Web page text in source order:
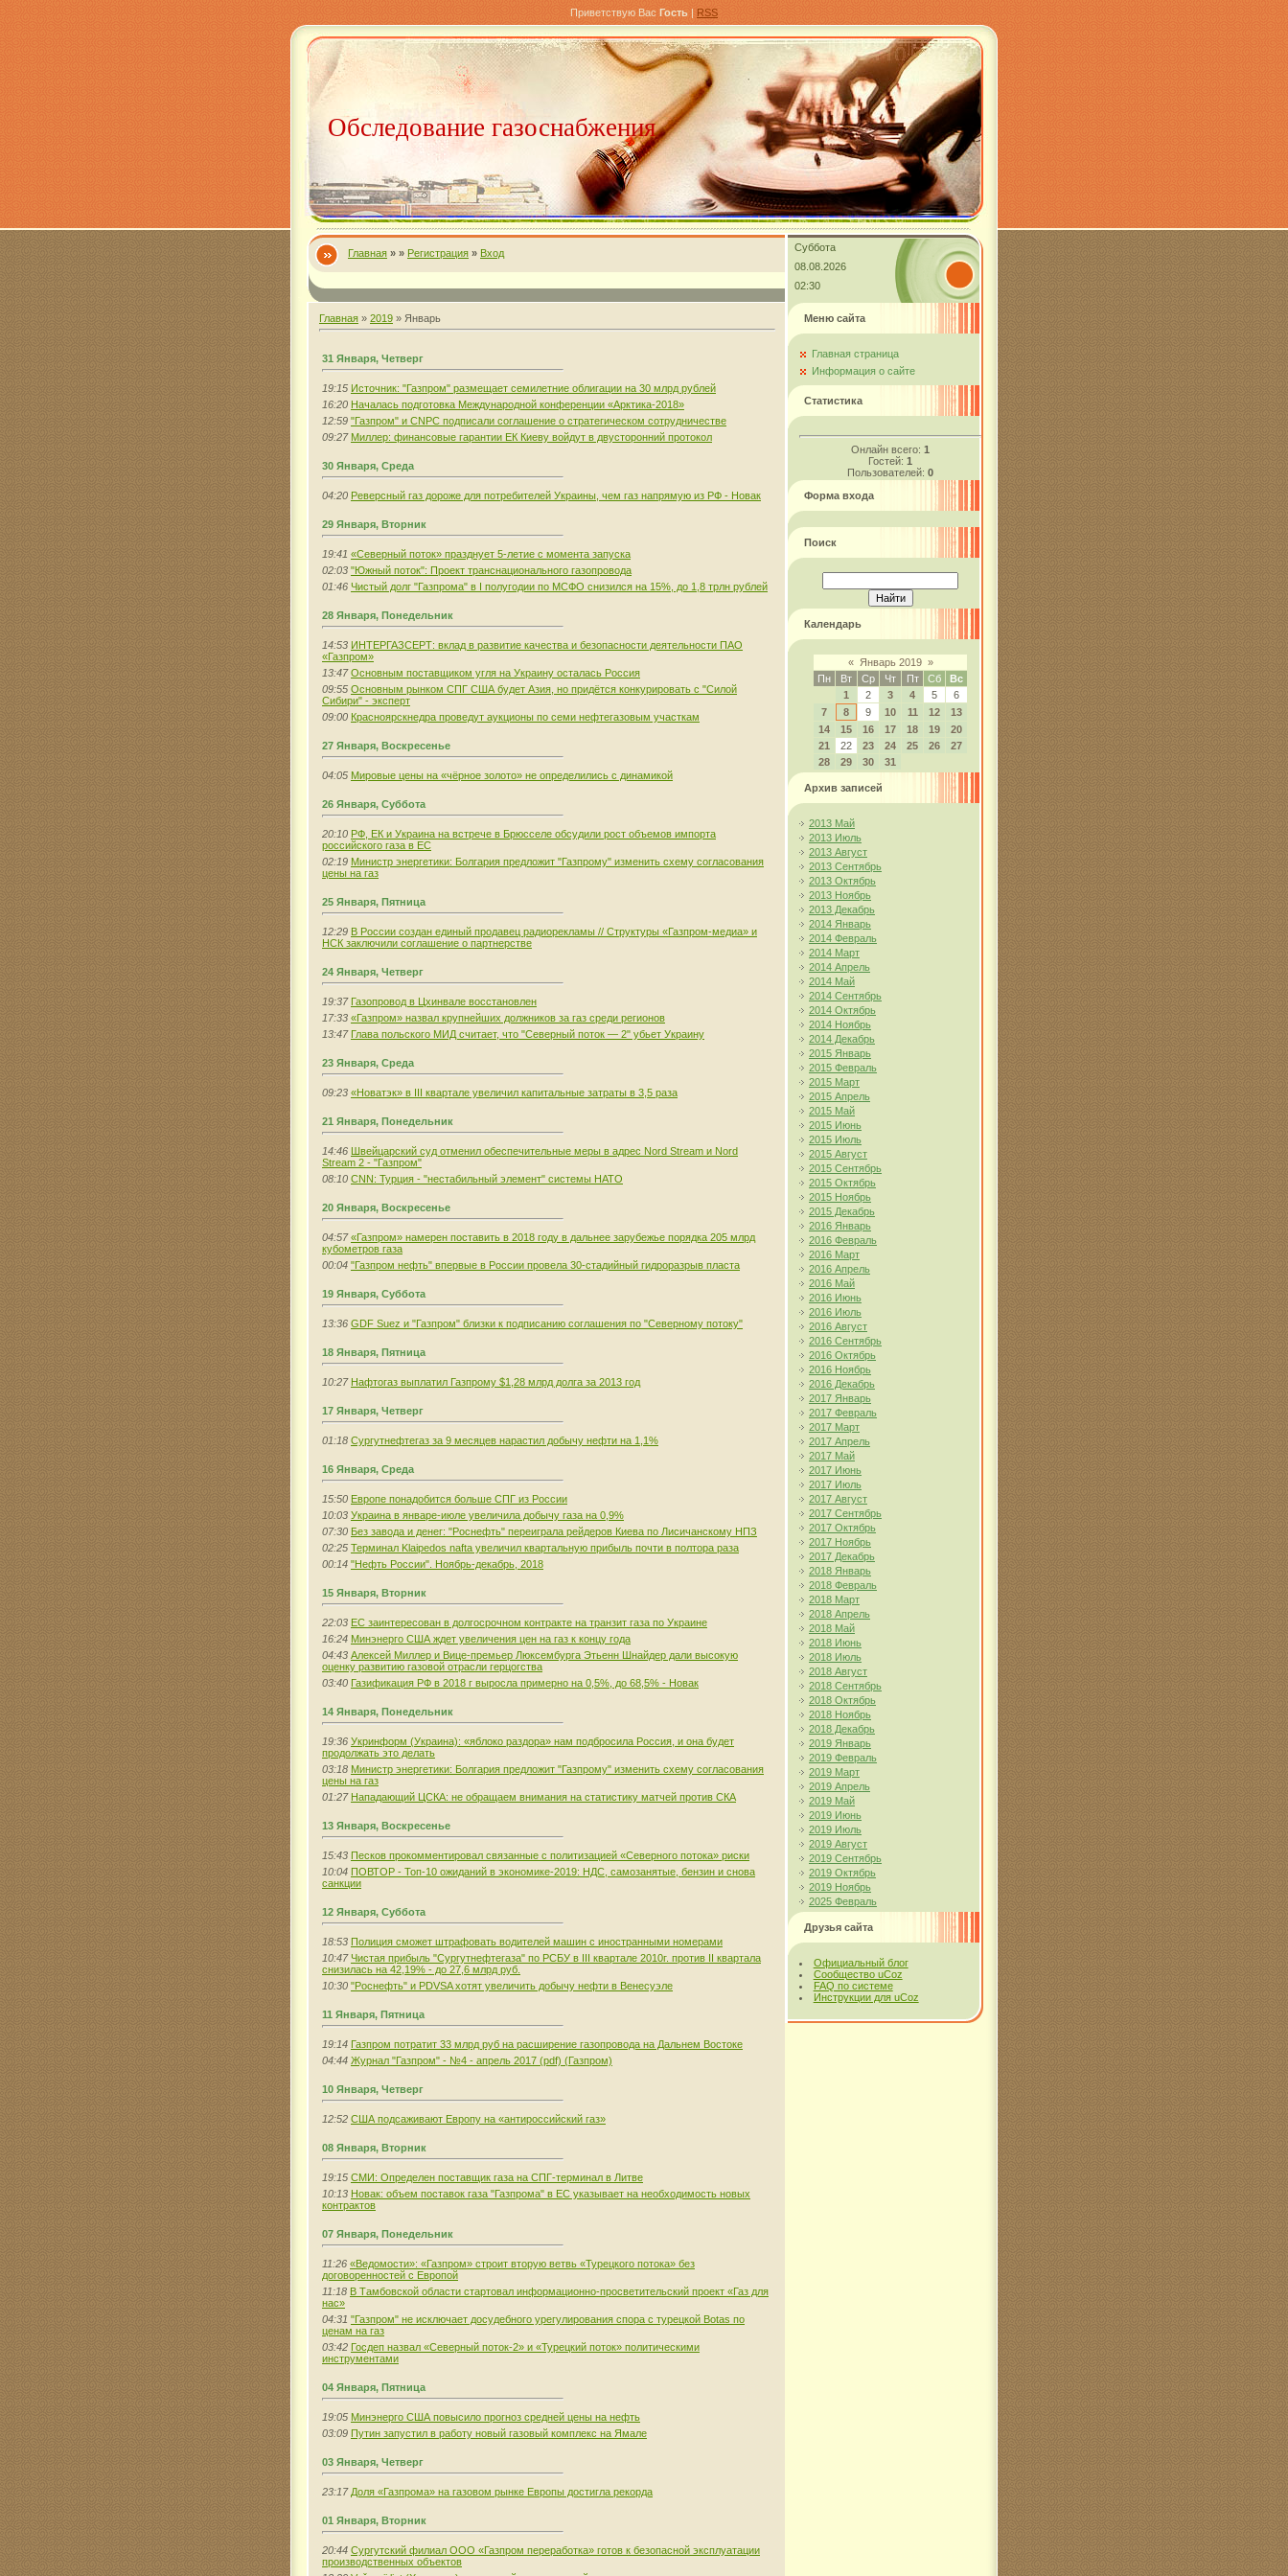
Приветствую Вас Гость | RSS
Обследование газоснабжения
Главная » » Регистрация » Вход
Суббота
08.08.2026
02:30
Главная » 2019 » Январь
31 Января, Четверг
19:15 Источник: "Газпром" размещает семилетние облигации на 30 млрд рублей
16:20 Началась подготовка Международной конференции «Арктика-2018»
12:59 "Газпром" и CNPC подписали соглашение о стратегическом сотрудничестве
09:27 Миллер: финансовые гарантии ЕК Киеву войдут в двусторонний протокол
30 Января, Среда
04:20 Реверсный газ дороже для потребителей Украины, чем газ напрямую из РФ - Новак
29 Января, Вторник
19:41 «Северный поток» празднует 5-летие с момента запуска
02:03 "Южный поток": Проект транснационального газопровода
01:46 Чистый долг "Газпрома" в I полугодии по МСФО снизился на 15%, до 1,8 трлн рублей
28 Января, Понедельник
14:53 ИНТЕРГАЗСЕРТ: вклад в развитие качества и безопасности деятельности ПАО
«Газпром»
13:47 Основным поставщиком угля на Украину осталась Россия
09:55 Основным рынком СПГ США будет Азия, но придётся конкурировать с "Силой
Сибири" - эксперт
09:00 Красноярскнедра проведут аукционы по семи нефтегазовым участкам
27 Января, Воскресенье
04:05 Мировые цены на «чёрное золото» не определились с динамикой
26 Января, Суббота
20:10 РФ, ЕК и Украина на встрече в Брюсселе обсудили рост объемов импорта
российского газа в ЕС
02:19 Министр энергетики: Болгария предложит "Газпрому" изменить схему согласования
цены на газ
25 Января, Пятница
12:29 В России создан единый продавец радиорекламы // Структуры «Газпром-медиа» и
НСК заключили соглашение о партнерстве
24 Января, Четверг
19:37 Газопровод в Цхинвале восстановлен
17:33 «Газпром» назвал крупнейших должников за газ среди регионов
13:47 Глава польского МИД считает, что "Северный поток — 2" убьет Украину
23 Января, Среда
09:23 «Новатэк» в III квартале увеличил капитальные затраты в 3,5 раза
21 Января, Понедельник
14:46 Швейцарский суд отменил обеспечительные меры в адрес Nord Stream и Nord
Stream 2 - "Газпром"
08:10 CNN: Турция - "нестабильный элемент" системы НАТО
20 Января, Воскресенье
04:57 «Газпром» намерен поставить в 2018 году в дальнее зарубежье порядка 205 млрд
кубометров газа
00:04 "Газпром нефть" впервые в России провела 30-стадийный гидроразрыв пласта
19 Января, Суббота
13:36 GDF Suez и "Газпром" близки к подписанию соглашения по "Северному потоку"
18 Января, Пятница
10:27 Нафтогаз выплатил Газпрому $1,28 млрд долга за 2013 год
17 Января, Четверг
01:18 Сургутнефтегаз за 9 месяцев нарастил добычу нефти на 1,1%
16 Января, Среда
15:50 Европе понадобится больше СПГ из России
10:03 Украина в январе-июле увеличила добычу газа на 0,9%
07:30 Без завода и денег: "Роснефть" переиграла рейдеров Киева по Лисичанскому НПЗ
02:25 Терминал Klaipedos nafta увеличил квартальную прибыль почти в полтора раза
00:14 "Нефть России". Ноябрь-декабрь, 2018
15 Января, Вторник
22:03 ЕС заинтересован в долгосрочном контракте на транзит газа по Украине
16:24 Минэнерго США ждет увеличения цен на газ к концу года
04:43 Алексей Миллер и Вице-премьер Люксембурга Этьенн Шнайдер дали высокую
оценку развитию газовой отрасли герцогства
03:40 Газификация РФ в 2018 г выросла примерно на 0,5%, до 68,5% - Новак
14 Января, Понедельник
19:36 Укринформ (Украина): «яблоко раздора» нам подбросила Россия, и она будет
продолжать это делать
03:18 Министр энергетики: Болгария предложит "Газпрому" изменить схему согласования
цены на газ
01:27 Нападающий ЦСКА: не обращаем внимания на статистику матчей против СКА
13 Января, Воскресенье
15:43 Песков прокомментировал связанные с политизацией «Северного потока» риски
10:04 ПОВТОР - Топ-10 ожиданий в экономике-2019: НДС, самозанятые, бензин и снова
санкции
12 Января, Суббота
18:53 Полиция сможет штрафовать водителей машин с иностранными номерами
10:47 Чистая прибыль "Сургутнефтегаза" по РСБУ в III квартале 2010г. против II квартала
снизилась на 42,19% - до 27,6 млрд руб.
10:30 "Роснефть" и PDVSA хотят увеличить добычу нефти в Венесуэле
11 Января, Пятница
19:14 Газпром потратит 33 млрд руб на расширение газопровода на Дальнем Востоке
04:44 Журнал "Газпром" - №4 - апрель 2017 (pdf) (Газпром)
10 Января, Четверг
12:52 США подсаживают Европу на «антироссийский газ»
08 Января, Вторник
19:15 СМИ: Определен поставщик газа на СПГ-терминал в Литве
10:13 Новак: объем поставок газа "Газпрома" в ЕС указывает на необходимость новых
контрактов
07 Января, Понедельник
11:26 «Ведомости»: «Газпром» строит вторую ветвь «Турецкого потока» без
договоренностей с Европой
11:18 В Тамбовской области стартовал информационно-просветительский проект «Газ для
нас»
04:31 "Газпром" не исключает досудебного урегулирования спора с турецкой Botas по
ценам на газ
03:42 Госдеп назвал «Северный поток-2» и «Турецкий поток» политическими
инструментами
04 Января, Пятница
19:05 Минэнерго США повысило прогноз средней цены на нефть
03:09 Путин запустил в работу новый газовый комплекс на Ямале
03 Января, Четверг
23:17 Доля «Газпрома» на газовом рынке Европы достигла рекорда
01 Января, Вторник
20:44 Сургутский филиал ООО «Газпром переработка» готов к безопасной эксплуатации
производственных объектов
Меню сайта
Главная страница
Информация о сайте
Статистика
Онлайн всего: 1
Гостей: 1
Пользователей: 0
Форма входа
Поиск
Календарь
« Январь 2019 »
Пн
Вт Ср Чт Пт Сб
Вс
1
2 3 4 5
6
7
8 9 10 11 12
13
14
15 16 17 18 19
20
21
22 23 24 25 26
27
28
29 30 31
Архив записей
2013 Май
2013 Июль
2013 Август
2013 Сентябрь
2013 Октябрь
2013 Ноябрь
2013 Декабрь
2014 Январь
2014 Февраль
2014 Март
2014 Апрель
2014 Май
2014 Сентябрь
2014 Октябрь
2014 Ноябрь
2014 Декабрь
2015 Январь
2015 Февраль
2015 Март
2015 Апрель
2015 Май
2015 Июнь
2015 Июль
2015 Август
2015 Сентябрь
2015 Октябрь
2015 Ноябрь
2015 Декабрь
2016 Январь
2016 Февраль
2016 Март
2016 Апрель
2016 Май
2016 Июнь
2016 Июль
2016 Август
2016 Сентябрь
2016 Октябрь
2016 Ноябрь
2016 Декабрь
2017 Январь
2017 Февраль
2017 Март
2017 Апрель
2017 Май
2017 Июнь
2017 Июль
2017 Август
2017 Сентябрь
2017 Октябрь
2017 Ноябрь
2017 Декабрь
2018 Январь
2018 Февраль
2018 Март
2018 Апрель
2018 Май
2018 Июнь
2018 Июль
2018 Август
2018 Сентябрь
2018 Октябрь
2018 Ноябрь
2018 Декабрь
2019 Январь
2019 Февраль
2019 Март
2019 Апрель
2019 Май
2019 Июнь
2019 Июль
2019 Август
2019 Сентябрь
2019 Октябрь
2019 Ноябрь
2025 Февраль
Друзья сайта
Официальный блог
Сообщество uCoz
FAQ по системе
Инструкции для uCoz